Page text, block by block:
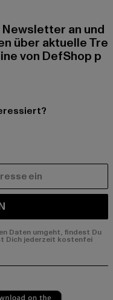
an und
über aktuelle Tre
von DefShop p
Daten umgeht, findest Du
Dich jederzeit kostenfei